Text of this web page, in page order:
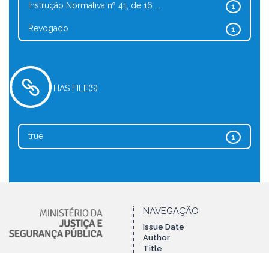
1
Instrução Normativa nº 41, de 16 ...
1
Revogado
HAS FILE(S)
1
true
NAVEGAÇÃO
Issue Date
Author
Title